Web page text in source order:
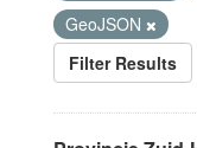
GeoJSON
Filter Results